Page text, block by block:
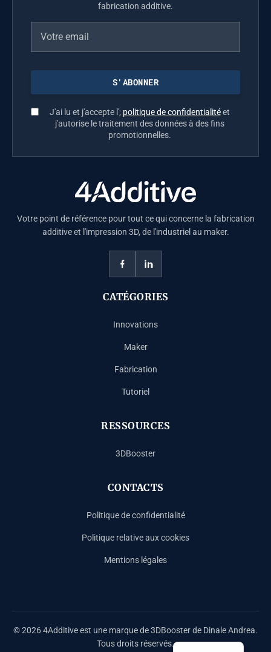
fabrication additive.
J'ai lu et j'accepte l'; politique de confidentialitéet
j'autorise le traitement des données à des fins
promotionnelles.
Votre point de référence pour tout ce qui concerne la fabrication
additive et l'impression 3D, de l'industriel au maker.
CATÉGORIES
Innovations
Maker
Fabrication
Tutoriel
RESSOURCES
3DBooster
CONTACTS
Politique de confidentialité
Politique relative aux cookies
Mentions légales
© 2026 4Additive est une marque de 3DBooster de Dinale Andrea.
Tous droits réservés.